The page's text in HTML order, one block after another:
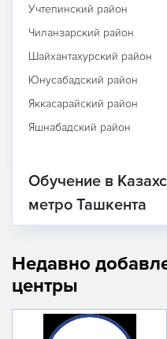
Учтепинский район
Чиланзарский район
Шайхантахурский район
Юнусабадский район
Яккасарайский район
Яшнабадский район
Обучение в
метро Ташкента
Недавно
центры